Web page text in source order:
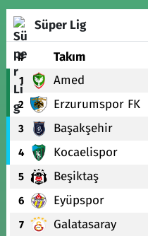
Süper Lig
# Takım
1 Amed
2 Erzurumspor FK
3 Başakşehir
4 Kocaelispor
5 Beşiktaş
6 Eyüpspor
7 Galatasaray